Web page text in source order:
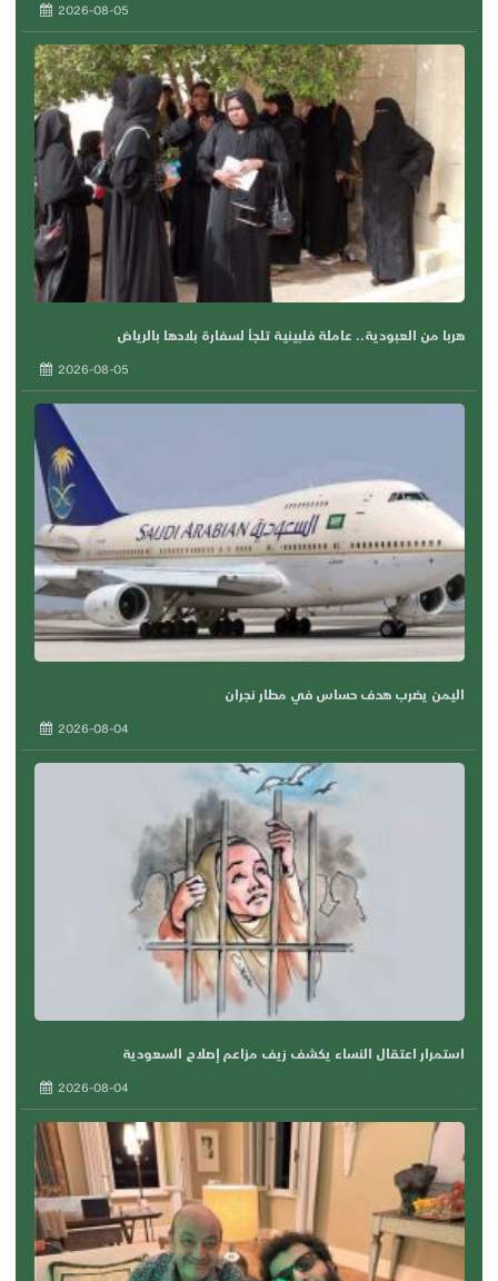
2026-08-05
هربا من العبودية.. عاملة فلبينية تلجأ لسفارة بلادها بالرياض
2026-08-05
اليمن يضرب هدف حساس في مطار نجران
2026-08-04
استمرار اعتقال النساء يكشف زيف مزاعم إصلاح السعودية
2026-08-04